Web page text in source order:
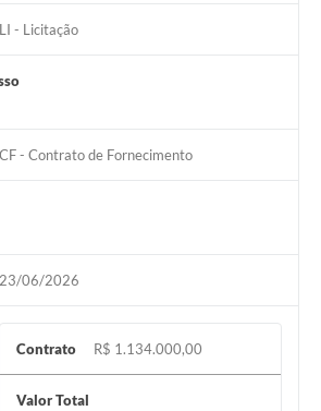
LI - Licitação
CF - Contrato de Fornecimento
23/06/2026
Contrato
R$ 1.134.000,00
Valor Total